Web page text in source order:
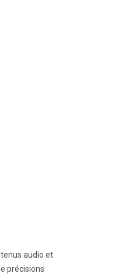
audio et
précisions